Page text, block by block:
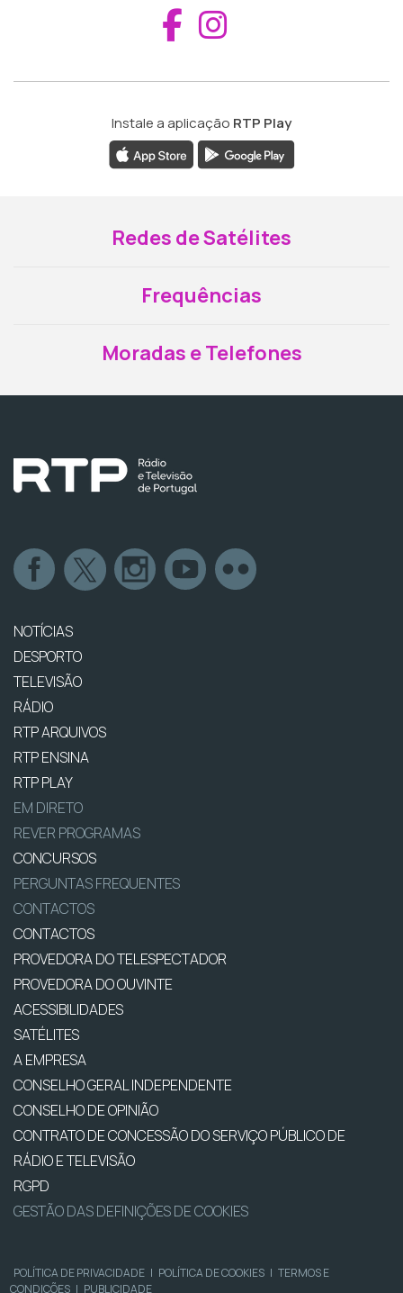
Aceder ao
Instale a aplicação RTP Play
Redes de Satélites
Frequências
Moradas e Telefones
NOTÍCIAS
DESPORTO
TELEVISÃO
RÁDIO
RTP ARQUIVOS
RTP ENSINA
RTP PLAY
EM DIRETO
REVER PROGRAMAS
CONCURSOS
PERGUNTAS FREQUENTES
CONTACTOS
CONTACTOS
PROVEDORA DO TELESPECTADOR
PROVEDORA DO OUVINTE
ACESSIBILIDADES
SATÉLITES
A EMPRESA
CONSELHO GERAL INDEPENDENTE
CONSELHO DE OPINIÃO
CONTRATO DE CONCESSÃO DO SERVIÇO PÚBLICO DE
RÁDIO E TELEVISÃO
RGPD
GESTÃO DAS DEFINIÇÕES DE COOKIES
POLÍTICA DE PRIVACIDADE | POLÍTICA DE COOKIES | TERMOS E
CONDIÇÕES | PUBLICIDADE